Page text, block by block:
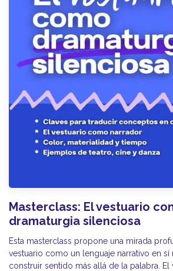
Masterclass: El vestuario
dramaturgia silenciosa
Esta masterclass propone una mirada
vestuario como un lenguaje narrativo en
construir sentido más allá de la palabra. El